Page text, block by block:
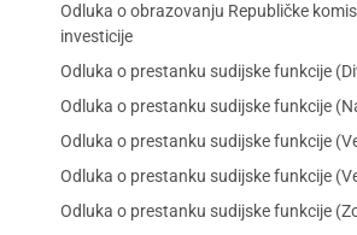
Odluka o obrazovanju Republičke
investicije
Odluka o prestanku sudijske funkcije
Odluka o prestanku sudijske funkcije
Odluka o prestanku sudijske funkcije
Odluka o prestanku sudijske funkcije
Odluka o prestanku sudijske funkcije